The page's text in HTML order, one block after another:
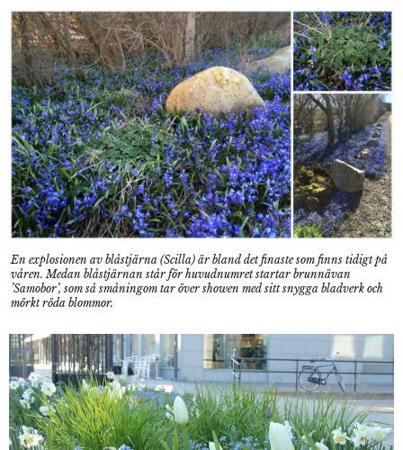
En explosionen av blåstjärna (Scilla) är bland det finaste som finns tidigt på
våren. Medan blåstjärnan står för huvudnumret startar brunnävan
’Samobor’, som så småningom tar över showen med sitt snygga bladverk och
mörkt röda blommor.